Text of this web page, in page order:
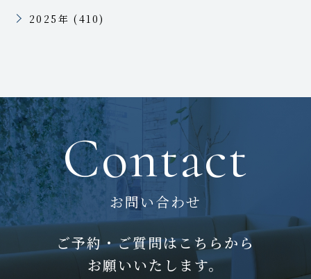
2025年 (410)
Contact
お問い合わせ
ご予約・ご質問はこちらから
お願いいたします。